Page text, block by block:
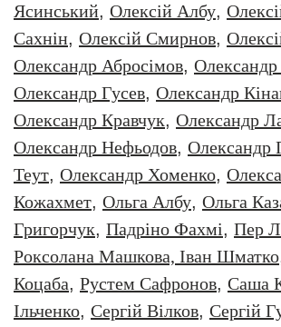
Ясинський, Олексiй Албу,
Сахнін, Олексій Смирнов,
Олександр Абросімов, Олександр
Олександр Гусев, Олександр
Олександр Кравчук, Олександр
Олександр Нефьодов, Олександр
Теут, Олександр Хоменко,
Кожахмет, Ольга Албу, Ольга
Григорчук, Падріно Фахмі, Пер
Роксолана Машкова, Іван Шматко
Коцаба, Рустем Сафронов, Саша
Ільченко, Сергій Вілков, Сергій